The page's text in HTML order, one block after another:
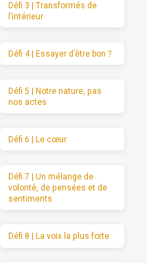
Défi 3 | Transformés de
l’intérieur
Défi 4 | Essayer d’être bon ?
Défi 5 | Notre nature, pas
nos actes
Défi 6 | Le cœur
Défi 7 | Un mélange de
volonté, de pensées et de
sentiments
Défi 8 | La voix la plus forte